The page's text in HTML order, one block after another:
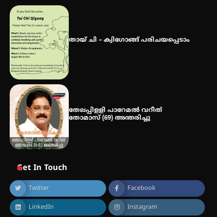
തായ് ചി – ക്വിഗോങ്ങ് പരിചയപ്പെടാം
തേലപ്പിളളി പാറേമൽ വറീത്
തോമാസ് (69) അന്തരിച്ചു
Get In Touch
Twitter Facebook
LinkedIn Instagram